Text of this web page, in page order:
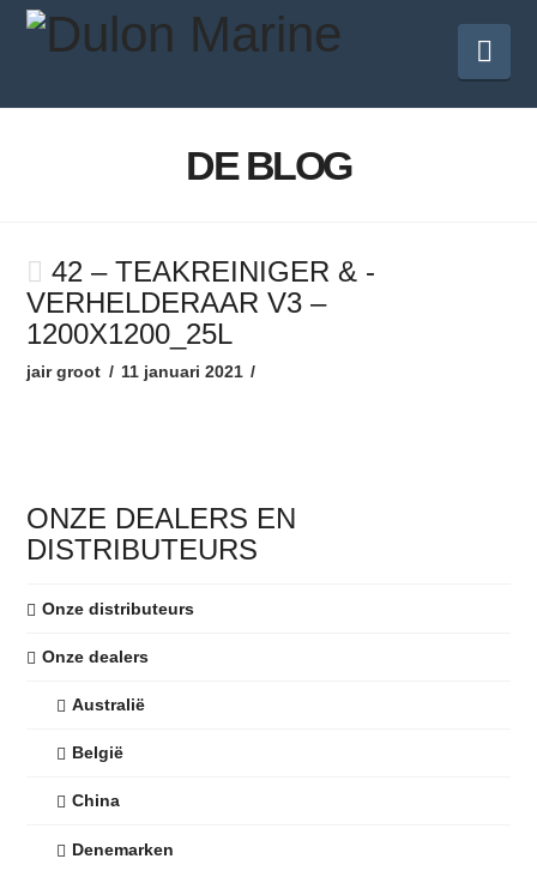
DE BLOG
42 – TEAKREINIGER & -
VERHELDERAAR V3 –
1200X1200_25L
jair groot 11 januari 2021
ONZE DEALERS EN
DISTRIBUTEURS
Onze distributeurs
Onze dealers
Australië
België
China
Denemarken